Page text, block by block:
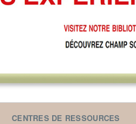
CENTRES DE RESSOURCES